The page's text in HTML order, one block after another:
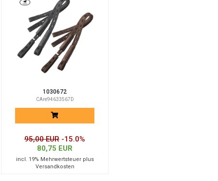
1030672
CAre94633567D
95,00 EUR -15.0%
80,75 EUR
incl. 19% Mehrwertsteuer plus
Versandkosten